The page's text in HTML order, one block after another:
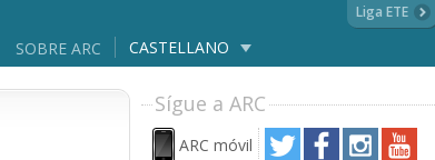
SOBRE ARC CASTELLANO
Liga ETE
Sígue a ARC
ARC móvil